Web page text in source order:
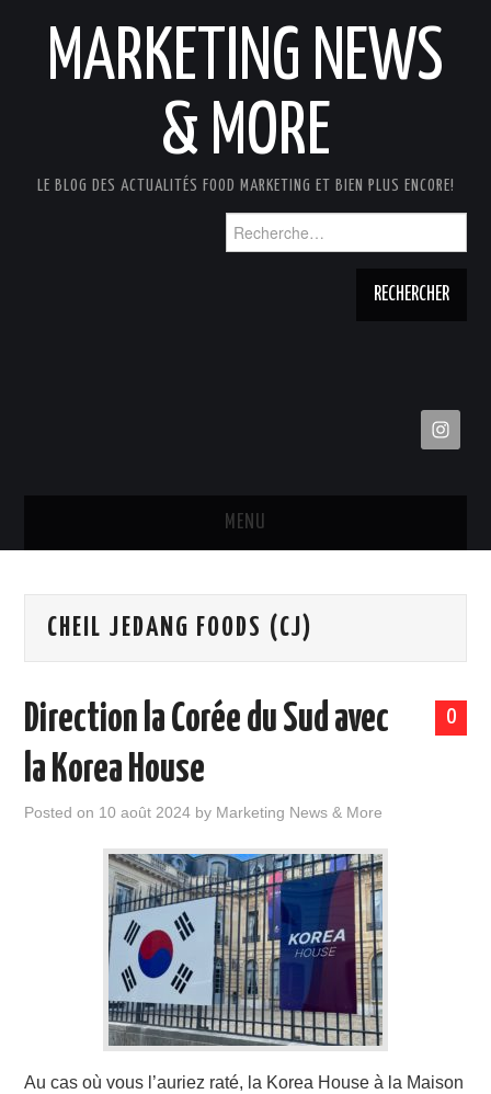
MARKETING NEWS
& MORE
LE BLOG DES ACTUALITÉS FOOD MARKETING ET BIEN PLUS ENCORE!
MENU
DISTRIBUTION
A PROPOS
CHEIL JEDANG FOODS (CJ)
0
Direction la Corée du Sud avec
la Korea House
Posted on 10 août 2024 by Marketing News & More
Au cas où vous l’auriez raté, la Korea House à la Maison